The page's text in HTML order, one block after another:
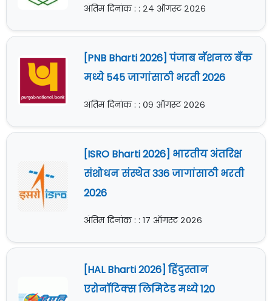
अंतिम दिनांक : : २४ ऑगस्ट २०२६
[PNB Bharti 2026] पंजाब नॅशनल बँक
मध्ये 545 जागांसाठी भरती 2026
अंतिम दिनांक : : ०९ ऑगस्ट २०२६
[ISRO Bharti 2026] भारतीय अंतरिक्ष
संशोधन संस्थेत 336 जागांसाठी भरती
2026
अंतिम दिनांक : : १७ ऑगस्ट २०२६
[HAL Bharti 2026] हिंदुस्तान
एरोनॉटिक्स लिमिटेड मध्ये 120